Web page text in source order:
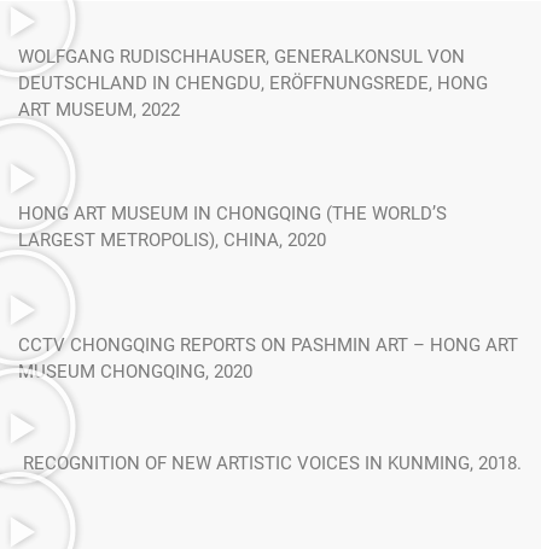
WOLFGANG RUDISCHHAUSER, GENERALKONSUL VON
DEUTSCHLAND IN CHENGDU, ERÖFFNUNGSREDE, HONG
ART MUSEUM, 2022
HONG ART MUSEUM IN CHONGQING (THE WORLD’S
LARGEST METROPOLIS), CHINA, 2020
CCTV CHONGQING REPORTS ON PASHMIN ART – HONG ART
MUSEUM CHONGQING, 2020
RECOGNITION OF NEW ARTISTIC VOICES IN KUNMING, 2018.